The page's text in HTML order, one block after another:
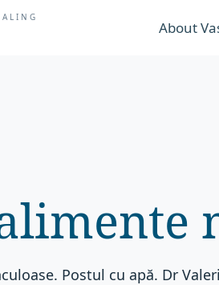
About
Postul cu apă. Dr